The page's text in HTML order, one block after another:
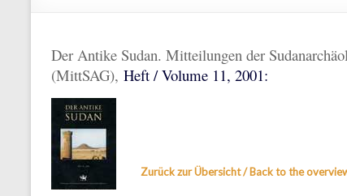
Der Antike Sudan. Mitteilungen der
(MittSAG), Heft / Volume 11, 2001:
Zurück zur Übersicht / Back to the